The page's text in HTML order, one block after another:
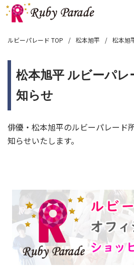
ルビーパレード TOP 松本旭平 松本旭
松本旭平 ルビーパレ
知らせ
俳優・松本旭平のルビーパレード
知らせいたします。